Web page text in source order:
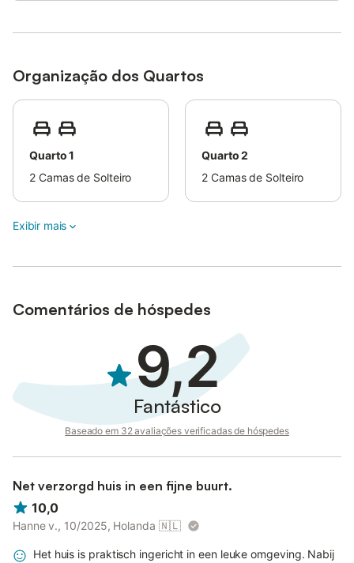
Organização dos Quartos
Quarto 1
2 Camas de Solteiro
Quarto 2
2 Camas de Solteiro
Exibir mais
Comentários de hóspedes
9,2
Fantástico
Baseado em 32 avaliações verificadas de hóspedes
Net verzorgd huis in een fijne buurt.
10,0
Hanne v., 10/2025, Holanda 🇳🇱
Het huis is praktisch ingericht in een leuke omgeving. Nabij